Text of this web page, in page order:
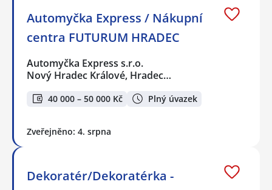
Automyčka Express / Nákupní
centra FUTURUM HRADEC
Automyčka Express s.r.o.
Nový Hradec Králové, Hradec…
40 000 – 50 000 Kč Plný úvazek
Zveřejněno: 4. srpna
Dekoratér/Dekoratérka -